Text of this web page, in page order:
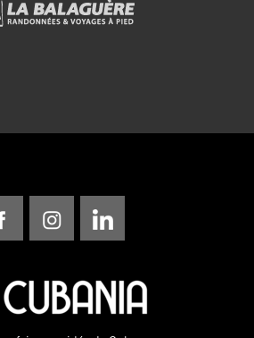
faire une idée de Cuba